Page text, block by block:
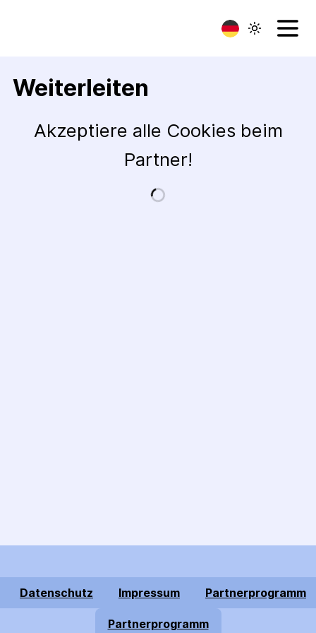
Weiterleiten
Akzeptiere alle Cookies beim
Partner!
Datenschutz Impressum Partnerprogramm
Partnerprogramm